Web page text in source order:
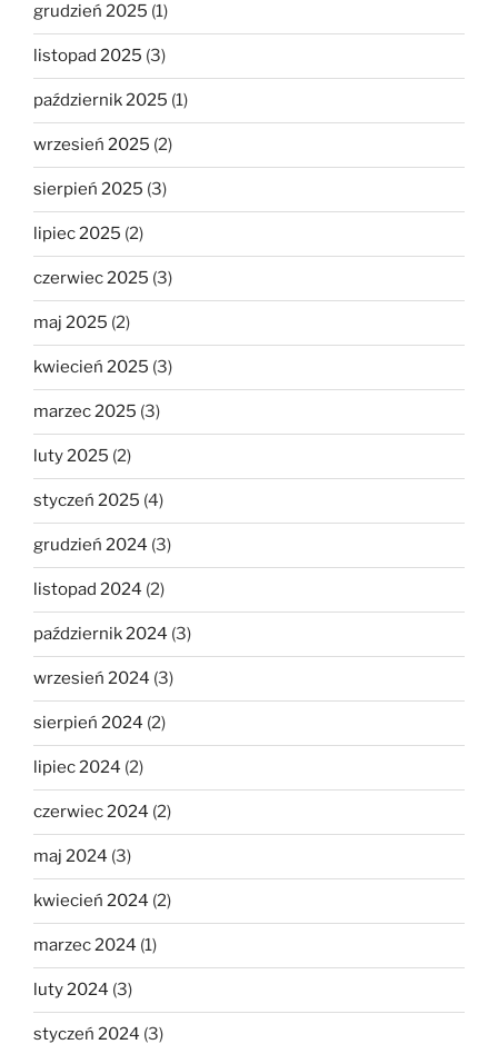
grudzień 2025 (1)
listopad 2025 (3)
październik 2025 (1)
wrzesień 2025 (2)
sierpień 2025 (3)
lipiec 2025 (2)
czerwiec 2025 (3)
maj 2025 (2)
kwiecień 2025 (3)
marzec 2025 (3)
luty 2025 (2)
styczeń 2025 (4)
grudzień 2024 (3)
listopad 2024 (2)
październik 2024 (3)
wrzesień 2024 (3)
sierpień 2024 (2)
lipiec 2024 (2)
czerwiec 2024 (2)
maj 2024 (3)
kwiecień 2024 (2)
marzec 2024 (1)
luty 2024 (3)
styczeń 2024 (3)